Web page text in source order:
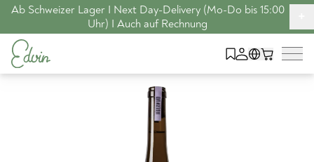
Ab Schweizer Lager I Next Day-Delivery (Mo-Do bis 15:00
Uhr) I Auch auf Rechnung